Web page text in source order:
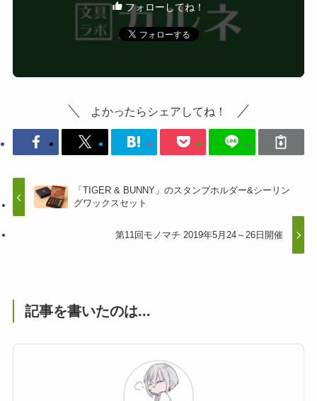
フォローしてね！
よかったらシェアしてね！
「TIGER & BUNNY」のスタンプホルダー&シーリン
グワックスセット
第11回モノマチ 2019年5月24～26日開催
記事を書いたのは...